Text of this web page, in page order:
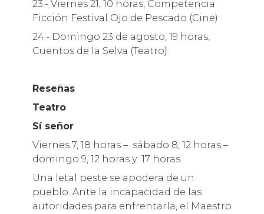
23.- Viernes 21, 10 horas, Competencia
Ficción Festival Ojo de Pescado (Cine)
24.- Domingo 23 de agosto, 19 horas,
Cuentos de la Selva (Teatro)
Reseñas
Teatro
Sí señor
Viernes 7, 18 horas – sábado 8, 12 horas –
domingo 9, 12 horas y 17 horas
Una letal peste se apodera de un
pueblo. Ante la incapacidad de las
autoridades para enfrentarla, el Maestro